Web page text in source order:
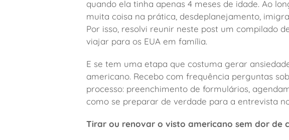
quando ela tinha apenas 4 meses de idade. Ao
muita coisa na prática, desdeplanejamento,
Por isso, resolvi reunir neste post um compilado
viajar para os EUA em família.
E se tem uma etapa que costuma gerar
americano. Recebo com frequência perguntas
processo: preenchimento de formulários,
como se preparar de verdade para a entrevista
Tirar ou renovar o visto americano sem dor de